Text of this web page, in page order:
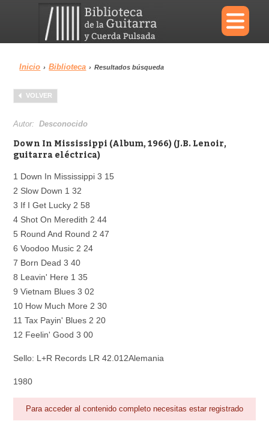
×
Menu
Biblioteca
Área personal
Inicio › Biblioteca › Resultados búsqueda
VOLVER
Autor:Desconocido
Down In Mississippi (Album, 1966) (J.B. Lenoir,
guitarra eléctrica)
1 Down In Mississippi 3 15
2 Slow Down 1 32
3 If I Get Lucky 2 58
4 Shot On Meredith 2 44
5 Round And Round 2 47
6 Voodoo Music 2 24
7 Born Dead 3 40
8 Leavin' Here 1 35
9 Vietnam Blues 3 02
10 How Much More 2 30
11 Tax Payin' Blues 2 20
12 Feelin' Good 3 00
Sello: L+R Records LR 42.012Alemania
1980
Para acceder al contenido completo necesitas estar registrado